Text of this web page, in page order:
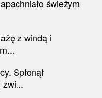
świeżym
z windą i
Spłonął
zwi...